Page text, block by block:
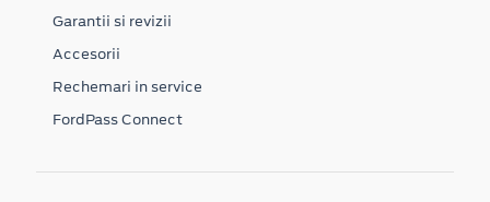
Garantii si revizii
Accesorii
Rechemari in service
FordPass Connect